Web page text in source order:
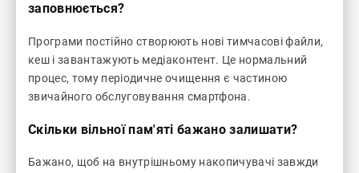
заповнюється?
Програми постійно створюють нові тимчасові файли,
кеш і завантажують медіаконтент. Це нормальний
процес, тому періодичне очищення є частиною
звичайного обслуговування смартфона.
Скільки вільної пам'яті бажано залишати?
Бажано, щоб на внутрішньому накопичувачі завжди